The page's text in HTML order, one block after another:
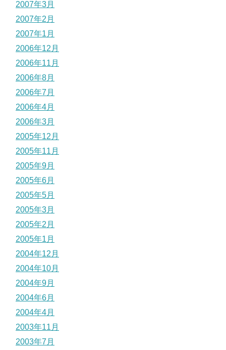
2007年3月
2007年2月
2007年1月
2006年12月
2006年11月
2006年8月
2006年7月
2006年4月
2006年3月
2005年12月
2005年11月
2005年9月
2005年6月
2005年5月
2005年3月
2005年2月
2005年1月
2004年12月
2004年10月
2004年9月
2004年6月
2004年4月
2003年11月
2003年7月